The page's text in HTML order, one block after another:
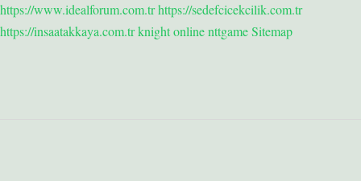
https://www.idealforum.com.trhttps://sedefcicekcilik.com.tr
https://insaatakkaya.com.trknight onlinenttgameSitemap